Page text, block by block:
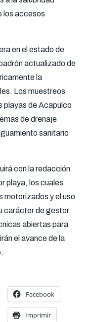
los accesos
en el estado de
actualizado de
la
Los muestreos
playas de Acapulco
de drenaje
sanitario
con la redacción
playa, los cuales
motorizados y el uso
carácter de gestor
abiertas para
el avance de la
Facebook
Imprimir